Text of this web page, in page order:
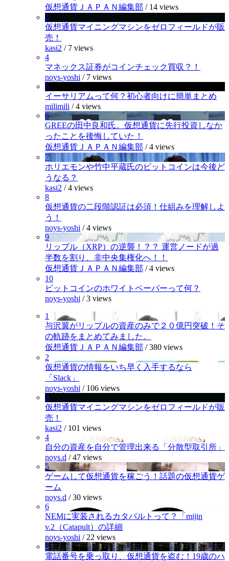
仮想通貨ＪＡＰＡＮ編集部 / 14 views
3
仮想通貨マイニングマシンをゼロフィールドが販
売！
kasi2 / 7 views
4
マネックス証券がコインチェック買収？！
noys-yoshi / 7 views
5
イーサリアムって何？初心者向けに簡単まとめ
milimili /4 views
6
GREEの田中良和氏。仮想通貨に先行投資しなか
ったことを後悔していた！
仮想通貨ＪＡＰＡＮ編集部 /4 views
7
ホリエモンや竹中平蔵氏のビットコインは今後ど
うなる？
kasi2 /4 views
8
仮想通貨の二段階認証は必須！仕組みを理解しよ
う！
noys-yoshi /4 views
9
リップル（XRP）の逆襲！？？ 運営ノードが過
半数を割り、非中央集権化へ！！
仮想通貨ＪＡＰＡＮ編集部 /4 views
10
ビットコインのホワイトペーパーって何？
noys-yoshi /3 views
1
与沢翼がリップルの資産のみで２０億円突破！そ
の軌跡をまとめてみました。
仮想通貨ＪＡＰＡＮ編集部 /380 views
2
仮想通貨の情報をいち早く入手するなら
「Slack」
noys-yoshi / 106 views
3
仮想通貨マイニングマシンをゼロフィールドが販
売！
kasi2 / 101 views
4
自分の資産を自分で管理出来る「分散型取引所」
noys.d /47 views
5
ゲームして仮想通貨を稼ごう！話題の仮想通貨ゲ
ーム
noys.d /30 views
6
NEMに実装されるカタパルトって？「mijin
v.2（Catapult）の詳細
noys-yoshi / 22 views
7
電話番号を乗っ取り、仮想通貨を盗む！19歳のハ